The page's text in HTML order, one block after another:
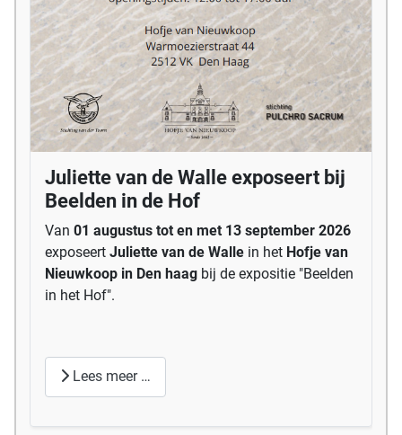
Juliette van de Walle exposeert bij
Beelden in de Hof
Van 01 augustus tot en met 13 september 2026
exposeert Juliette van de Walle in het Hofje van
Nieuwkoop in Den haag bij de expositie "Beelden
in het Hof".
Lees meer …